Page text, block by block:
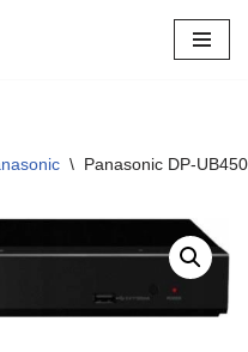
\ Panasonic DP-